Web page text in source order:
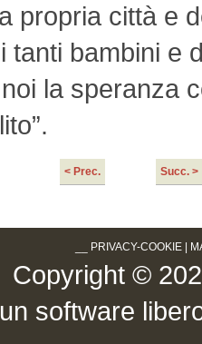
propria città e
tanti bambini e
la speranza
< Prec. Succ. >
PRIVACY-COOKIE
Copyright ©
software